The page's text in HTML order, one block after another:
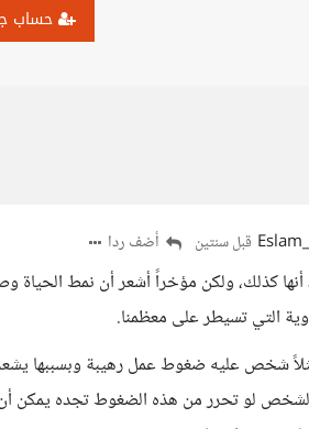
حساب
قبل سنتين أضف ردا
أنها كذلك، ولكن مؤخراً أشعر أن نمط الحياة
التي تسيطر على معظمنا.
شخص عليه ضغوط عمل رهيبة وبسببها يشعر
لو تحرر من هذه الضغوط تجده يمكن أن